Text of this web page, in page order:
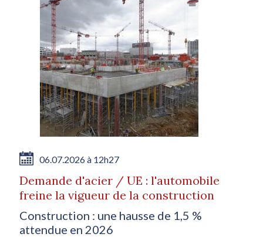
06.07.2026 à 12h27
Demande d'acier / UE : l'automobile
freine la vigueur de la construction
Construction : une hausse de 1,5 %
attendue en 2026